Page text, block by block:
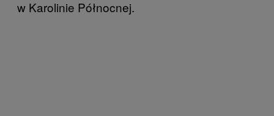
w Karolinie Północnej.